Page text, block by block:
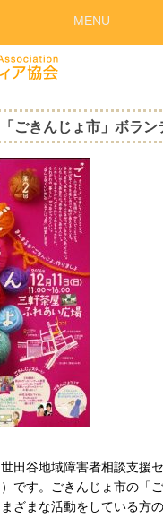
ごきんじょ市」ボラン
田谷地域障害者相談支援
）です。ごきんじょ市の「
ざまな活動をしている方
MENU